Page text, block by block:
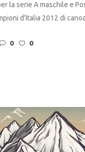
la serie A maschile e
d’Italia 2012 di
0 0